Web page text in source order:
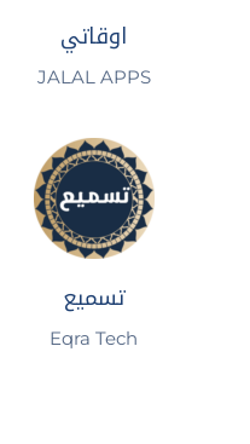
اوقاتي
JALAL APPS
تسميع
Eqra Tech